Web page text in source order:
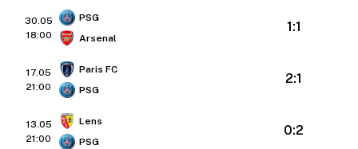
30.05
18:00
PSG
Arsenal
1:1
17.05
21:00
Paris FC
PSG
2:1
13.05
21:00
Lens
PSG
0:2